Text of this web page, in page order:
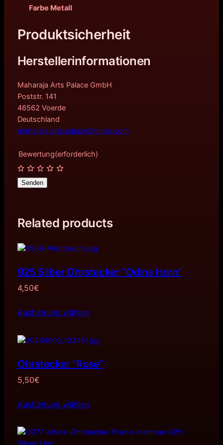
Farbe Metall
Produktsicherheit
Herstellerinformationen
Maharaja Arts Palace GmbH
Poststr. 141
46562 Voerde
Deutschland
maharaja.arts.palace@gmail.com
Bewertung(erforderlich)
Senden
Related products
925 Silber Ohrstecker “Odins Horn”
4,50€
Ausführung wählen
Ohrstecker “Rose”
5,50€
Ausführung wählen